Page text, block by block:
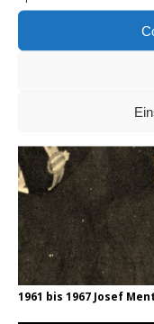
1968 bis 1976 Josef
1961 bis 1967 Josef